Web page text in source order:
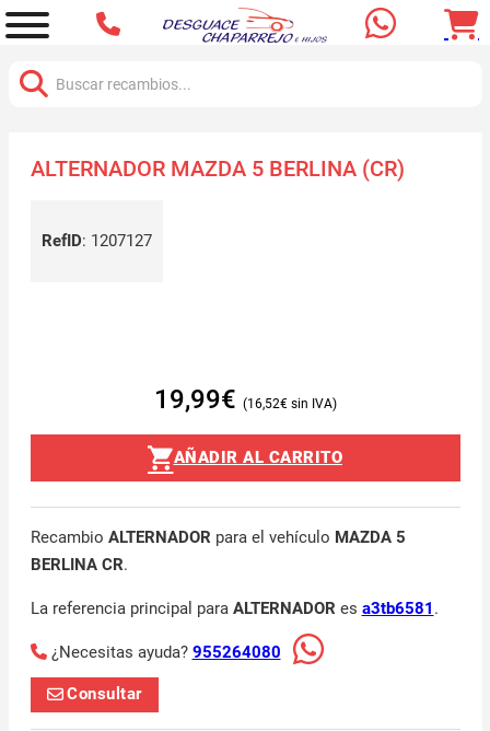
ALTERNADOR MAZDA 5 BERLINA (CR)
RefID: 1207127
19,99€ 16,52€
AÑADIR AL CARRITO
Recambio ALTERNADOR para el vehículo MAZDA 5
BERLINA CR.
La referencia principal para ALTERNADOR es a3tb6581 .
¿Necesitas ayuda? 955264080
Consultar